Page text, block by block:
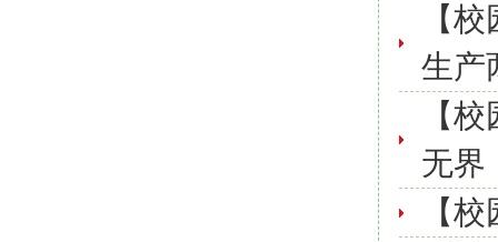
【
生产
【
无界
【